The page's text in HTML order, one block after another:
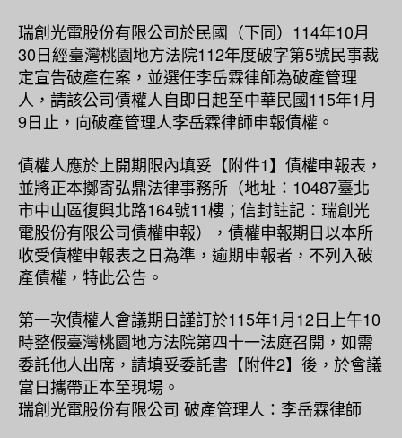
瑞創光電股份有限公司於民國（下同）114年10月
30日經臺灣桃園地方法院112年度破字第5號民事裁
定宣告破產在案，並選任李岳霖律師為破產管理
人，請該公司債權人自即日起至中華民國115年1月
9日止，向破產管理人李岳霖律師申報債權。
債權人應於上開期限內填妥【附件1】債權申報表，
並將正本擲寄弘鼎法律事務所（地址：10487臺北
市中山區復興北路164號11樓；信封註記：瑞創光
電股份有限公司債權申報），債權申報期日以本所
收受債權申報表之日為準，逾期申報者，不列入破
產債權，特此公告。
第一次債權人會議期日謹訂於115年1月12日上午10
時整假臺灣桃園地方法院第四十一法庭召開，如需
委託他人出席，請填妥委託書【附件2】後，於會議
當日攜帶正本至現場。
瑞創光電股份有限公司 破產管理人：李岳霖律師